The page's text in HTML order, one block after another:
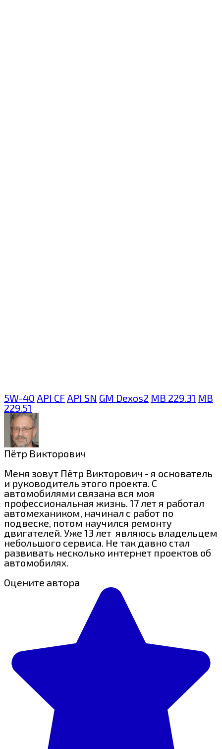
5W-40 API CF API SN GM Dexos2 MB 229.31 MB
229.51
Пётр Викторович
Меня зовут Пётр Викторович - я основатель
и руководитель этого проекта. С
автомобилями связана вся моя
профессиональная жизнь. 17 лет я работал
автомехаником, начинал с работ по
подвеске, потом научился ремонту
двигателей. Уже 13 лет являюсь владельцем
небольшого сервиса. Не так давно стал
развивать несколько интернет проектов об
автомобилях.
Оцените автора